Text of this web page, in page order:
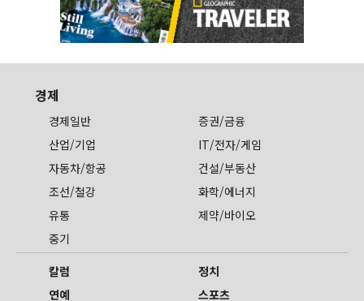
경제
경제일반
증권/금융
산업/기업
IT/전자/게임
자동차/항공
건설/부동산
조선/철강
화학/에너지
유통
제약/바이오
중기
칼럼
정치
연예
스포츠